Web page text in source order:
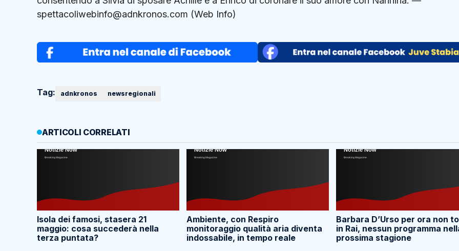
spettacoliwebinfo@adnkronos.com (Web Info)
Tag: adnkronos newsregionali
ARTICOLI CORRELATI
Isola dei famosi, stasera 21
maggio: cosa succederà nella
terza puntata?
Ambiente, con Respiro
monitoraggio qualità aria diventa
indossabile, in tempo reale
Barbara D’Urso per ora non
in Rai, nessun programma
prossima stagione